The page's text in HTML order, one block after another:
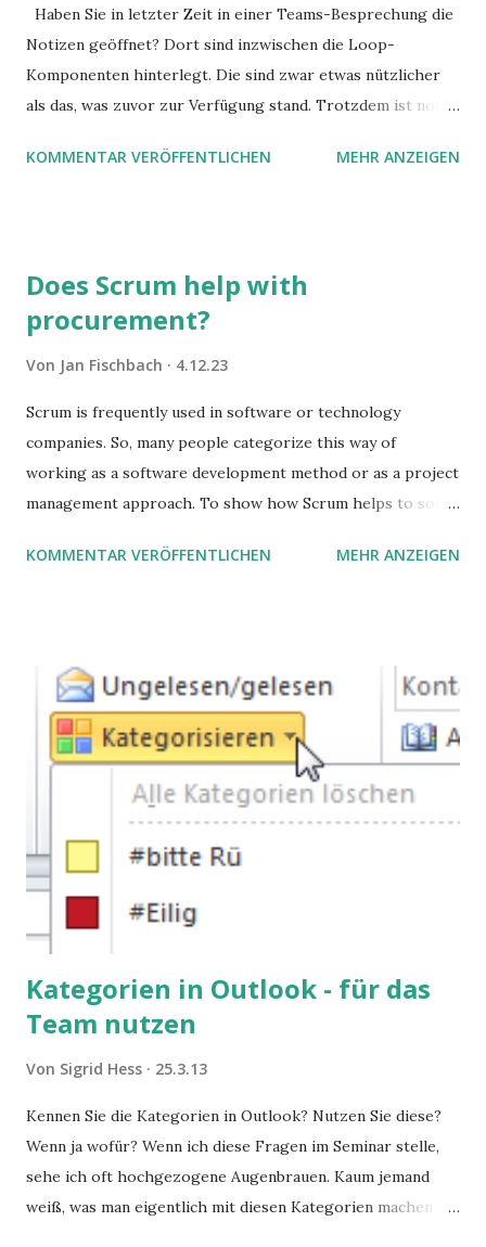
Haben Sie in letzter Zeit in einer Teams-Besprechung die
Notizen geöffnet? Dort sind inzwischen die Loop-
Komponenten hinterlegt. Die sind zwar etwas nützlicher
als das, was zuvor zur Verfügung stand. Trotzdem ist noch
Stolperfallen. Hier ein erster, kritischer Blick auf das was
KOMMENTAR VERÖFFENTLICHEN MEHR ANZEIGEN
Does Scrum help with
procurement?
Von Jan Fischbach 4.12.23
Scrum is frequently used in software or technology
companies. So, many people categorize this way of
working as a software development method or as a project
management approach. To show how Scrum helps to solve
processes.
KOMMENTAR VERÖFFENTLICHEN MEHR ANZEIGEN
Kategorien in Outlook - für das
Team nutzen
Von Sigrid Hess 25.3.13
Kennen Sie die Kategorien in Outlook? Nutzen Sie diese?
Wenn ja wofür? Wenn ich diese Fragen im Seminar stelle,
sehe ich oft hochgezogene Augenbrauen. Kaum jemand
weiß, was man eigentlich mit diesen Kategorien machen